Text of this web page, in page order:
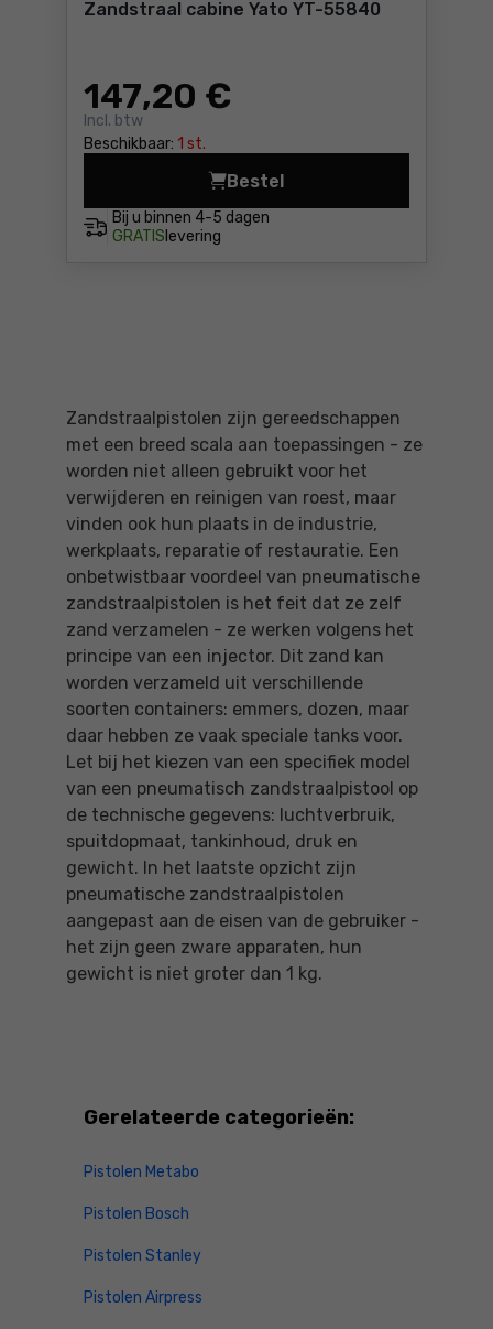
Zandstraal cabine Yato YT-55840
147,20 €
Incl. btw
Beschikbaar: 1 st.
Bij u binnen 4-5 dagen
GRATIS levering
Bestel
Zandstraal cabine Yato
Zandstraalpistolen zijn gereedschappen
met een breed scala aan toepassingen - ze
worden niet alleen gebruikt voor het
verwijderen en reinigen van roest, maar
vinden ook hun plaats in de industrie,
werkplaats, reparatie of restauratie. Een
onbetwistbaar voordeel van pneumatische
zandstraalpistolen is het feit dat ze zelf
zand verzamelen - ze werken volgens het
principe van een injector. Dit zand kan
worden verzameld uit verschillende
soorten containers: emmers, dozen, maar
daar hebben ze vaak speciale tanks voor.
Let bij het kiezen van een specifiek model
van een pneumatisch zandstraalpistool op
de technische gegevens: luchtverbruik,
spuitdopmaat, tankinhoud, druk en
gewicht. In het laatste opzicht zijn
pneumatische zandstraalpistolen
aangepast aan de eisen van de gebruiker -
het zijn geen zware apparaten, hun
gewicht is niet groter dan 1 kg.
Gerelateerde categorieën:
Pistolen Metabo
Pistolen Bosch
Pistolen Stanley
Pistolen Airpress